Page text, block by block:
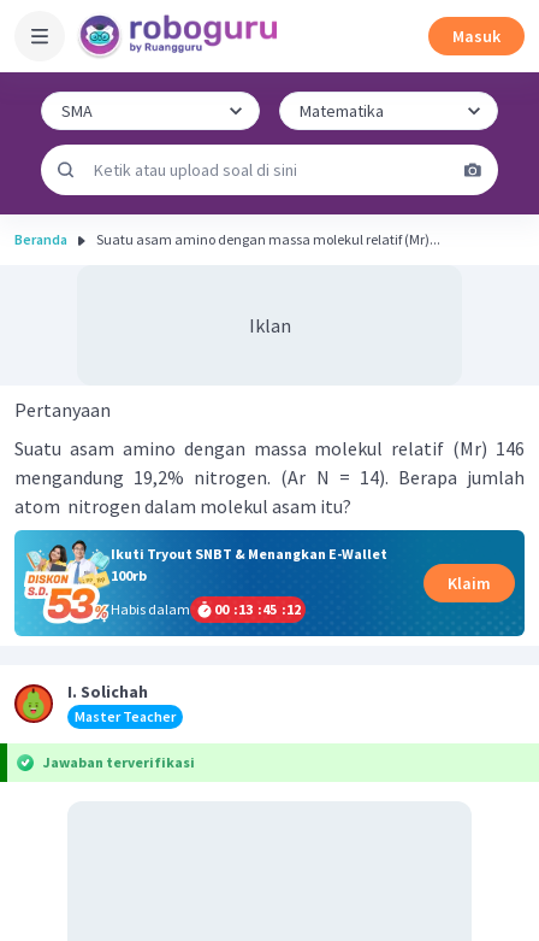
Masuk
Beranda Suatu asam amino dengan massa molekul relatif (Mr)...
Iklan
Pertanyaan
Suatu asam amino dengan massa molekul relatif (Mr) 146
mengandung 19,2% nitrogen. (Ar N = 14). Berapa jumlah
atom nitrogen dalam molekul asam itu?
Ikuti Tryout SNBT & Menangkan E-Wallet
100rb
Habis dalam
00 :13 :45 :11
Klaim
I. Solichah
Master Teacher
Jawaban terverifikasi